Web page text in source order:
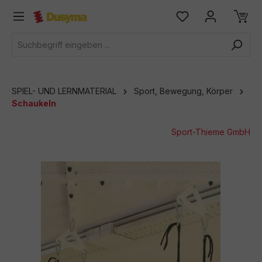
springen
SPIEL- UND LERNMATERIAL
Sport, Bewegung, Körper
Schaukeln
Sport-Thieme GmbH
Bildergalerie überspringen